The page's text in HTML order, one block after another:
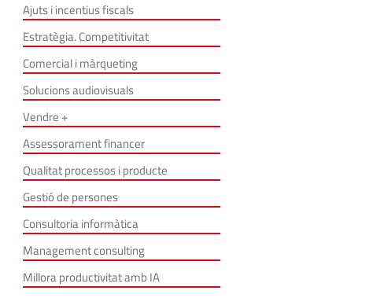
Ajuts i incentius fiscals
Estratègia. Competitivitat
Comercial i màrqueting
Solucions audiovisuals
Vendre +
Assessorament financer
Qualitat processos i producte
Gestió de persones
Consultoria informàtica
Management consulting
Millora productivitat amb IA